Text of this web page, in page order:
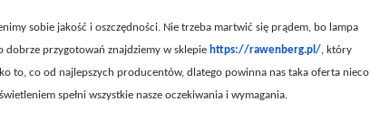
sobie jakość i oszczędności. Nie trzeba martwić się prądem, bo lampa
dobrze przygotowań znajdziemy w sklepie https://rawenberg.pl/, który
to, co od najlepszych producentów, dlatego powinna nas taka oferta nieco
spełni wszystkie nasze oczekiwania i wymagania.